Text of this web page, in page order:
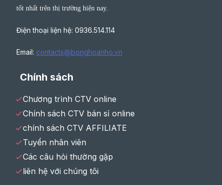
tốt nhất trên thị trường hiện nay.
Điện thoại liện hệ: 0936.514.114
Email: contacts@bonghoanho.vn
Chính sách
Chương trình CTV online
Chính sách CTV bán sỉ online
chính sách CTV AFFILIATE
Tuyển nhân viên
Các câu hỏi thường gặp
liên hệ với chúng tôi